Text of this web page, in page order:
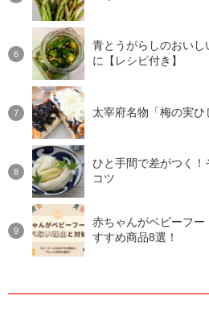
青とうがらしのおい
に【レシピ付き】
太宰府名物「梅の実
ひと手間で差がつく
コツ
赤ちゃんがベビーフ
すすめ商品8選！